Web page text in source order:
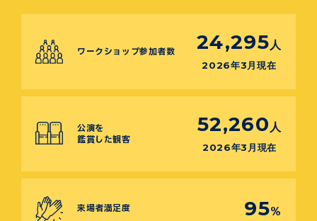
ワークショップ参加者数 24,295 人
2026年3月現在
公演を
鑑賞した観客
52,260 人
2026年3月現在
来場者満足度 95%